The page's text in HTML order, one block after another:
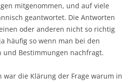
mitgenommen, und auf viele
geantwortet. Die Antworten
oder anderen nicht so richtig
häufig so wenn man bei den
und Bestimmungen nachfragt.
war die Klärung der Frage warum in